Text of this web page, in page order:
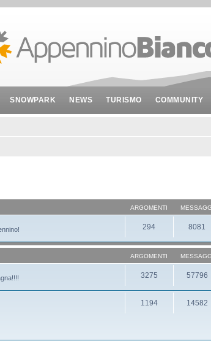
SNOWPARK NEWS TURISMO COMMUNITY
ARGOMENTI
294 8081
ARGOMENTI
3275 57796
1194 14582